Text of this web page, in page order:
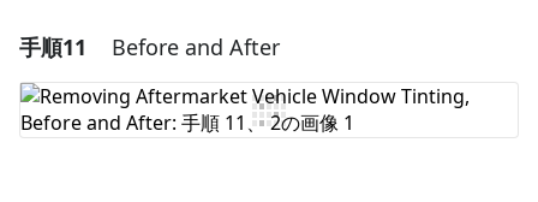
コメントを追加
コメントを追加
手順11 Before and After